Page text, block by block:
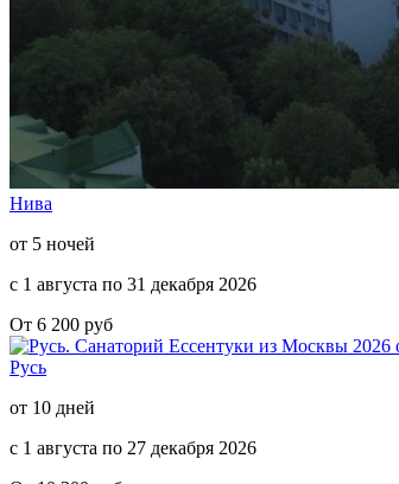
Нива
от 5 ночей
с 1 августа по 31 декабря 2026
От 6 200 руб
Русь
от 10 дней
с 1 августа по 27 декабря 2026